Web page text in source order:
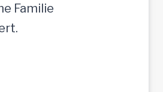
Familie